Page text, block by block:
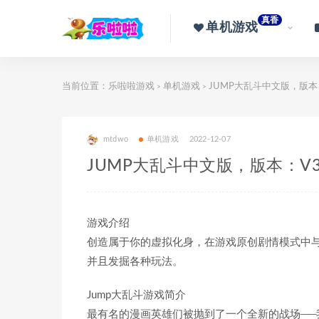
单机游戏
真香
当前位置： 乐啦啦游戏 > 单机游戏 > JUMP大乱斗中文版，版
mtdwo 单机游戏 2022-12-07
JUMP大乱斗中文版，版本：
游戏介绍
创造属于你的虚拟化身，在游戏原创剧情模式中
并且发掘各种玩法。
Jump大乱斗游戏简介
最有名的漫画英雄们被抛到了一个全新的战场